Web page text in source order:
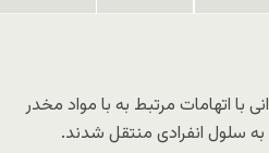
گذشته دستکم ۱۴ زندانی با اتهامات مرتبط به با مواد مخدر
سلول انفرادی منتقل شدند.